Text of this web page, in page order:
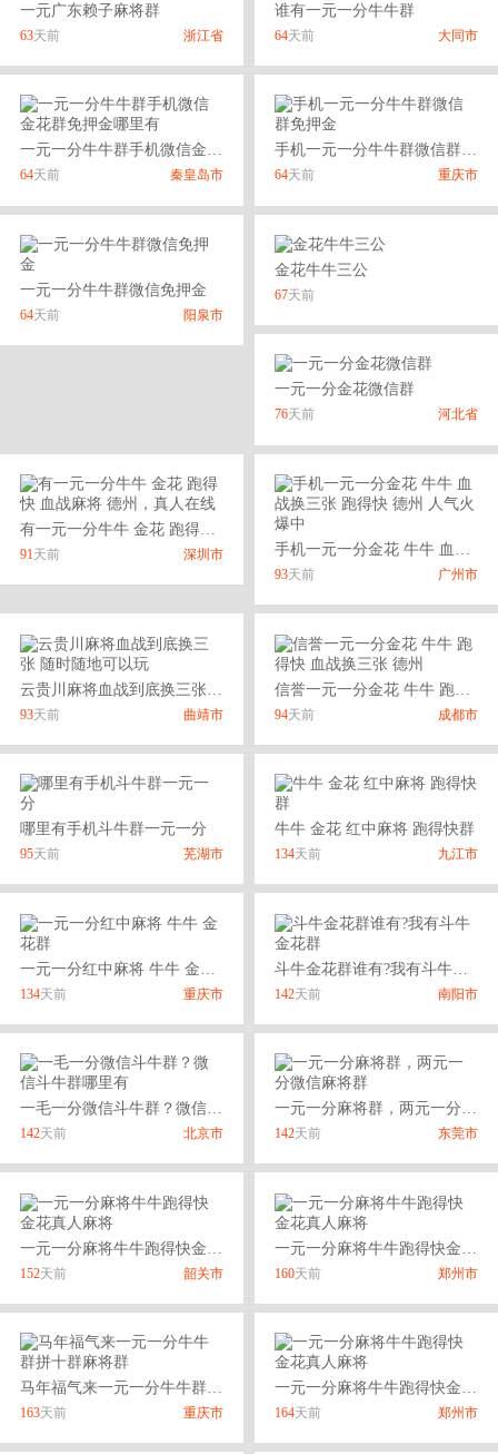
一元广东赖子麻将群
63天前 浙江省
谁有一元一分牛牛群
64天前 大同市
一元一分牛牛群手机微信金花群免押金哪里有
64天前 秦皇岛市
手机一元一分牛牛群微信群免押金
64天前 重庆市
一元一分牛牛群微信免押金
64天前 阳泉市
金花牛牛三公
67天前
一元一分金花微信群
76天前 河北省
91天前 深圳市
93天前 广州市
93天前 曲靖市
信誉一元一分金花 牛牛 跑得快 血战换三张 德州
94天前 成都市
哪里有手机斗牛群一元一分
95天前 芜湖市
牛牛 金花 红中麻将 跑得快群
134天前 九江市
134天前 重庆市
斗牛金花群谁有?我有斗牛金花群
142天前 南阳市
一毛一分微信斗牛群？微信斗牛群哪里有
142天前 北京市
一元一分麻将群，两元一分微信麻将群
142天前 东莞市
152天前 韶关市 160天前 郑州市
马年福气来一元一分牛牛群拼十群麻将群
163天前 重庆市
一元一分麻将牛牛跑得快金花真人麻将
164天前 郑州市